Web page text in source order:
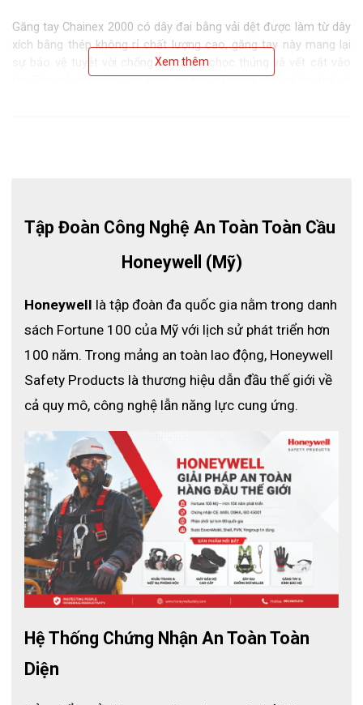
Găng tay Chainex 2000 có dây đai bằng vải dệt được làm từ dây
xích bằng thép không rỉ chất lượng cao, găng tay này mang lại
sự bảo vệ tuyệt vời chống lại cả sự chọc thủng và vết cắt vào
tay. Trọng lượng nhẹ, linh hoạt có thể sử dụng cho cả tay trái và
Đặc điểm
- Làm bằng chất liệu thép không gỉ cùng mật độ lưới dày tăng
khả năng chống đâm thủng và vết cắt vào tay
- Dây buộc trơn nhẵn phù hợp với tất cả các loại cổ tay
Xem thêm
Tập Đoàn Công Nghệ An Toàn Toàn Cầu
Honeywell (Mỹ)
Honeywell là tập đoàn đa quốc gia nằm trong danh
sách Fortune 100 của Mỹ với lịch sử phát triển hơn
100 năm. Trong mảng an toàn lao động, Honeywell
Safety Products là thương hiệu dẫn đầu thế giới về
cả quy mô, công nghệ lẫn năng lực cung ứng.
Hệ Thống Chứng Nhận An Toàn Toàn
Diện